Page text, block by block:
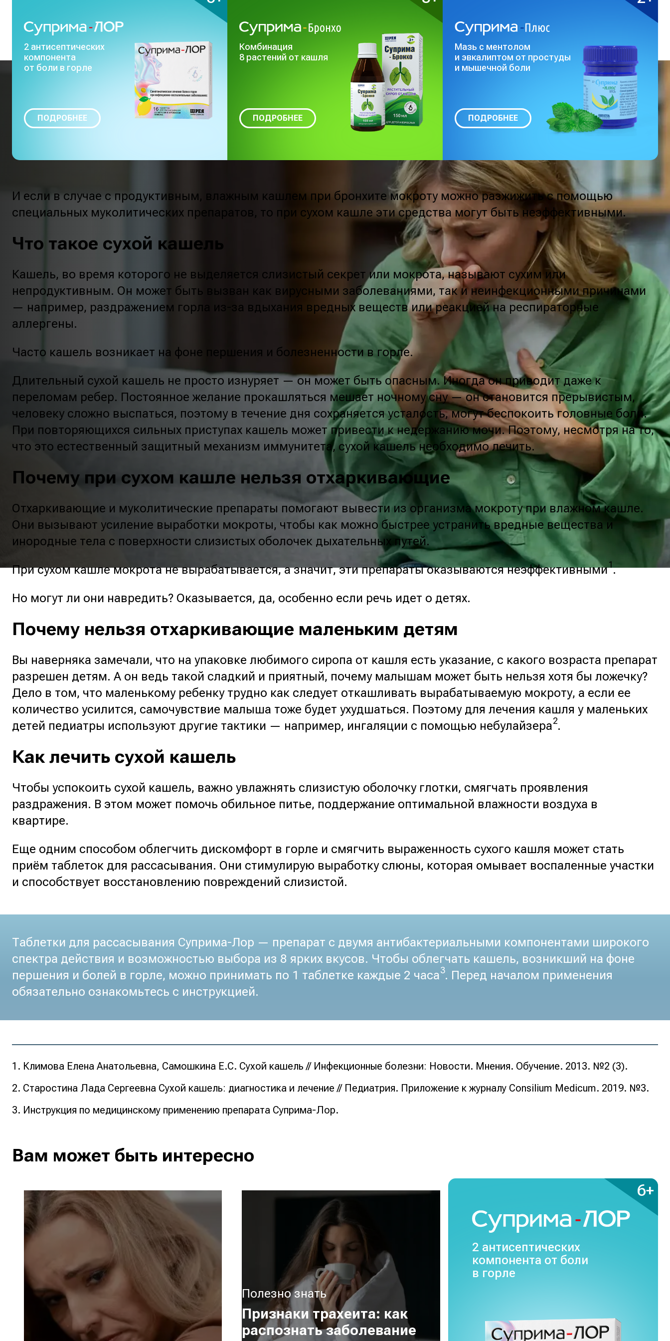
2 антисептических
компонента
от боли в горле
ПОДРОБНЕЕ
Комбинация
8 растений от кашля
ПОДРОБНЕЕ
Мазь с ментолом
и эвкалиптом от простуды
и мышечной боли
ПОДРОБНЕЕ
И если в случае с продуктивным, влажным кашлем при бронхите мокроту можно разжижить с помощью
специальных муколитических препаратов, то при сухом кашле эти средства могут быть неэффективными.
Что такое сухой кашель
Кашель, во время которого не выделяется слизистый секрет или мокрота, называют сухим или
непродуктивным. Он может быть вызван как вирусными заболеваниями, так и неинфекционными причинами
— например, раздражением горла из-за вдыхания вредных веществ или реакцией на респираторные
аллергены.
Часто кашель возникает на фоне першения и болезненности в горле.
Длительный сухой кашель не просто изнуряет — он может быть опасным. Иногда он приводит даже к
переломам ребер. Постоянное желание прокашляться мешает ночному сну — он становится прерывистым,
человеку сложно выспаться, поэтому в течение дня сохраняется усталость, могут беспокоить головные боли.
При повторяющихся сильных приступах кашель может привести к недержанию мочи. Поэтому, несмотря на то,
что это естественный защитный механизм иммунитета, сухой кашель необходимо лечить.
Почему при сухом кашле нельзя отхаркивающие
Отхаркивающие и муколитические препараты помогают вывести из организма мокроту при влажном кашле.
Они вызывают усиление выработки мокроты, чтобы как можно быстрее устранить вредные вещества и
инородные тела с поверхности слизистых оболочек дыхательных путей.
При сухом кашле мокрота не вырабатывается, а значит, эти препараты оказываются неэффективными1.
Но могут ли они навредить? Оказывается, да, особенно если речь идет о детях.
Почему нельзя отхаркивающие маленьким детям
Вы наверняка замечали, что на упаковке любимого сиропа от кашля есть указание, с какого возраста препарат
разрешен детям. А он ведь такой сладкий и приятный, почему малышам может быть нельзя хотя бы ложечку?
Дело в том, что маленькому ребенку трудно как следует откашливать вырабатываемую мокроту, а если ее
количество усилится, самочувствие малыша тоже будет ухудшаться. Поэтому для лечения кашля у маленьких
детей педиатры используют другие тактики — например, ингаляции с помощью небулайзера2.
Как лечить сухой кашель
Чтобы успокоить сухой кашель, важно увлажнять слизистую оболочку глотки, смягчать проявления
раздражения. В этом может помочь обильное питье, поддержание оптимальной влажности воздуха в
квартире.
Еще одним способом облегчить дискомфорт в горле и смягчить выраженность сухого кашля может стать
приём таблеток для рассасывания. Они стимулирую выработку слюны, которая омывает воспаленные участки
и способствует восстановлению повреждений слизистой.
Таблетки для рассасывания Суприма-Лор — препарат с двумя антибактериальными компонентами широкого
спектра действия и возможностью выбора из 8 ярких вкусов. Чтобы облегчать кашель, возникший на фоне
першения и болей в горле, можно принимать по 1 таблетке каждые 2 часа3. Перед началом применения
обязательно ознакомьтесь с инструкцией.
Климова Елена Анатольевна, Самошкина Е.С. Сухой кашель // Инфекционные болезни: Новости. Мнения. Обучение. 2013. №2 (3).
Старостина Лада Сергеевна Сухой кашель: диагностика и лечение // Педиатрия. Приложение к журналу Consilium Medicum. 2019. №3.
Инструкция по медицинскому применению препарата Суприма-Лор.
Вам может быть интересно
Полезно знать
Признаки трахеита: как
распознать заболевание
6+
2 антисептических
компонента от боли
в горле